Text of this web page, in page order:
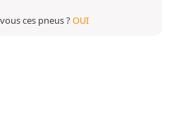
ces pneus ?OUI